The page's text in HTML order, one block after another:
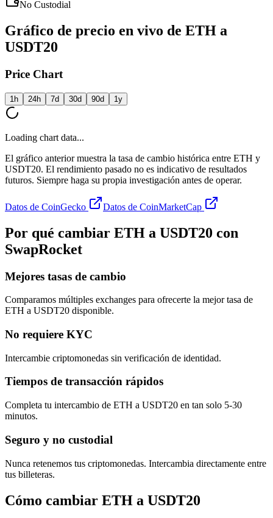
No Custodial
Gráfico de precio en vivo de ETH a
USDT20
Price Chart
1h 24h 7d 30d 90d 1y
Loading chart data...
El gráfico anterior muestra la tasa de cambio histórica entre ETH y
USDT20. El rendimiento pasado no es indicativo de resultados
futuros. Siempre haga su propia investigación antes de operar.
Datos de CoinGecko Datos de CoinMarketCap
Por qué cambiar ETH a USDT20 con
SwapRocket
Mejores tasas de cambio
Comparamos múltiples exchanges para ofrecerte la mejor tasa de
ETH a USDT20 disponible.
No requiere KYC
Intercambie criptomonedas sin verificación de identidad.
Tiempos de transacción rápidos
Completa tu intercambio de ETH a USDT20 en tan solo 5-30
minutos.
Seguro y no custodial
Nunca retenemos tus criptomonedas. Intercambia directamente entre
tus billeteras.
Cómo cambiar ETH a USDT20